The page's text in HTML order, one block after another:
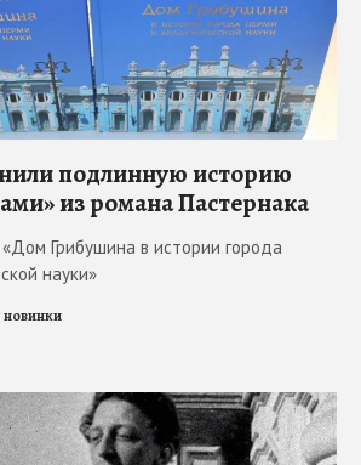
подлинную историю
из романа Пастернака
Грибушина в истории города
науки»